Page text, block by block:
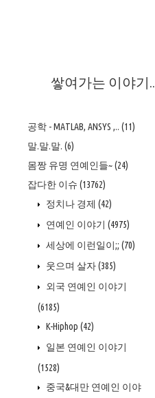
쌓여가는 이야기..
공학 - MATLAB, ANSYS ,.. (11)
말.말.말. (6)
몸짱 유명 연예인들~(24)
잡다한 이슈 (13762)
정치나 경제 (42)
연예인 이야기 (4975)
세상에 이런일이;; (70)
웃으며 살자(385)
외국 연예인 이야기
(6185)
K-Hiphop (42)
일본 연예인 이야기
(1528)
중국&대만 연예인 이야